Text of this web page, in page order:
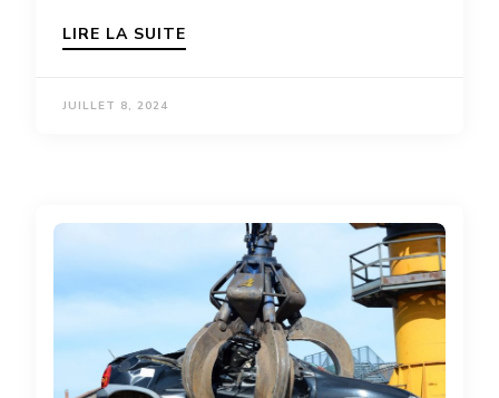
LIRE LA SUITE
JUILLET 8, 2024